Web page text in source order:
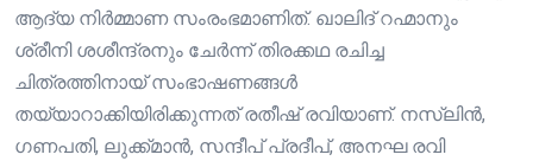
ആദ്യ നിർമ്മാണ സംരംഭമാണിത്. ഖാലിദ് റഹ്മാനും
ശ്രീനി ശശീന്ദ്രനും ചേർന്ന് തിരക്കഥ രചിച്ച
ചിത്രത്തിനായ് സംഭാഷണങ്ങൾ
തയ്യാറാക്കിയിരിക്കുന്നത് രതീഷ് രവിയാണ്. നസ്ലിൻ,
ഗണപതി, ലുക്ക്മാൻ, സന്ദീപ് പ്രദീപ്, അനഘ രവി